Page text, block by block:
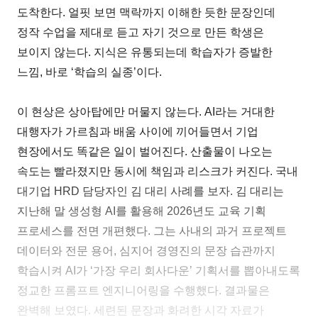
도착한다. 얼핏 보면 맥락까지 이해한 듯한 문장인데
정작 수업을 제대로 듣고 자기 것으로 만든 학생은
보이지 않는다. 지식은 유통되는데 학습자가 증발한
느낌, 바로 ‘학습의 실종’이다.
이 현상은 상아탑에만 머물지 않는다. AI라는 거대한
대행자가 가르침과 배움 사이에 끼어들면서 기업
현장에서도 똑같은 일이 벌어진다. 산출물이 나오는
속도는 빨라졌지만 동시에 책임과 리스크가 커진다. 국내
대기업 HRD 담당자인 김 대리 사례를 보자. 김 대리는
지난해 말 생성형 AI를 활용해 2026년도 교육 기획
프로세스를 전면 개편했다. 그는 사내의 과거 프로젝트
데이터와 전문 용어, 심지어 경영진의 문장 습관까지
학습시켜 AI가 ‘가장 우리 회사다운’ 기획서를 뽑아내도록
정교한 프롬프트 엔지니어링을 수행했다. 결과물은
완벽해 보였다. 세련된 문장과 화려한 시각 자료가